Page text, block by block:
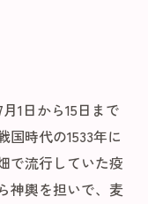
1日から15日まで
時代の1533年に
で流行していた疫
神輿を担いで、麦